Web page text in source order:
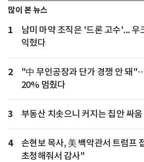
많이 본 뉴스
1
남미 마약 조직은 '드론 고수'... 우
익혔다
2
"中 무인공장과 단가 경쟁 안 돼
20% 멈췄다
3 부동산 치솟으니 커지는 집안 싸움
4
손현보 목사, 美 백악관서 트럼프
초청해줘서 감사"